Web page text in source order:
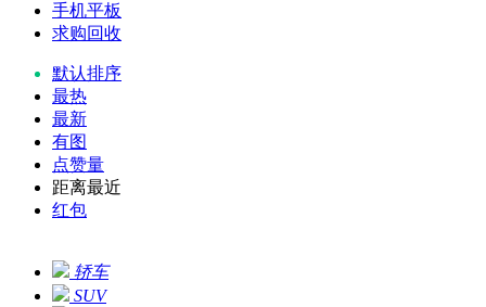
手机平板
求购回收
默认排序
最热
最新
有图
点赞量
距离最近
红包
轿车
SUV